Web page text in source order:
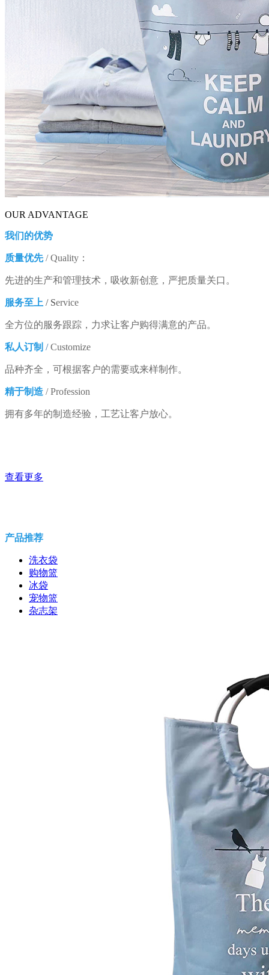
OUR ADVANTAGE
我们的优势
质量优先 / Quality：
先进的生产和管理技术，吸收新创意，严把质量关口。
服务至上 / Service
全方位的服务跟踪，力求让客户购得满意的产品。
私人订制 / Customize
品种齐全，可根据客户的需要或来样制作。
精于制造 / Profession
拥有多年的制造经验，工艺让客户放心。
查看更多
产品推荐
洗衣袋
购物篮
冰袋
宠物篮
杂志架